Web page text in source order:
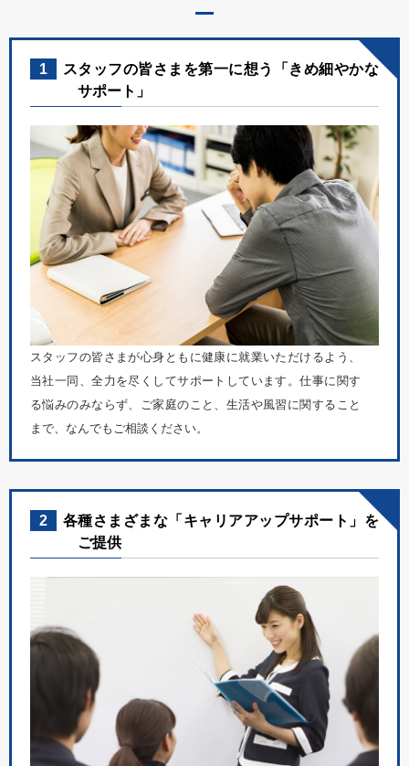
1
スタッフの皆さまを第一に想う「きめ細やかな
サポート」
スタッフの皆さまが心身ともに健康に就業いただけるよう、
当社一同、全力を尽くしてサポートしています。仕事に関す
る悩みのみならず、ご家庭のこと、生活や風習に関すること
まで、なんでもご相談ください。
2
各種さまざまな「キャリアアップサポート」を
ご提供